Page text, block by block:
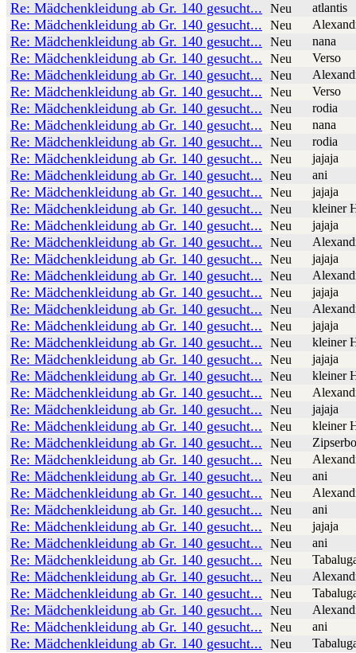
Re: Mädchenkleidung ab Gr. 140 gesucht... Neu atlantis
Re: Mädchenkleidung ab Gr. 140 gesucht... Neu
Re: Mädchenkleidung ab Gr. 140 gesucht... Neu nana
Re: Mädchenkleidung ab Gr. 140 gesucht... Neu Verso
Re: Mädchenkleidung ab Gr. 140 gesucht... Neu
Re: Mädchenkleidung ab Gr. 140 gesucht... Neu Verso
Re: Mädchenkleidung ab Gr. 140 gesucht... Neu rodia
Re: Mädchenkleidung ab Gr. 140 gesucht... Neu nana
Re: Mädchenkleidung ab Gr. 140 gesucht... Neu rodia
Re: Mädchenkleidung ab Gr. 140 gesucht... Neu jajaja
Re: Mädchenkleidung ab Gr. 140 gesucht... Neu ani
Re: Mädchenkleidung ab Gr. 140 gesucht... Neu jajaja
Re: Mädchenkleidung ab Gr. 140 gesucht... Neu kleiner
Re: Mädchenkleidung ab Gr. 140 gesucht... Neu jajaja
Re: Mädchenkleidung ab Gr. 140 gesucht... Neu
Re: Mädchenkleidung ab Gr. 140 gesucht... Neu jajaja
Re: Mädchenkleidung ab Gr. 140 gesucht... Neu
Re: Mädchenkleidung ab Gr. 140 gesucht... Neu jajaja
Re: Mädchenkleidung ab Gr. 140 gesucht... Neu
Re: Mädchenkleidung ab Gr. 140 gesucht... Neu jajaja
Re: Mädchenkleidung ab Gr. 140 gesucht... Neu kleiner
Re: Mädchenkleidung ab Gr. 140 gesucht... Neu jajaja
Re: Mädchenkleidung ab Gr. 140 gesucht... Neu kleiner
Re: Mädchenkleidung ab Gr. 140 gesucht... Neu
Re: Mädchenkleidung ab Gr. 140 gesucht... Neu jajaja
Re: Mädchenkleidung ab Gr. 140 gesucht... Neu kleiner
Re: Mädchenkleidung ab Gr. 140 gesucht... Neu
Re: Mädchenkleidung ab Gr. 140 gesucht... Neu
Re: Mädchenkleidung ab Gr. 140 gesucht... Neu ani
Re: Mädchenkleidung ab Gr. 140 gesucht... Neu
Re: Mädchenkleidung ab Gr. 140 gesucht... Neu ani
Re: Mädchenkleidung ab Gr. 140 gesucht... Neu jajaja
Re: Mädchenkleidung ab Gr. 140 gesucht... Neu ani
Re: Mädchenkleidung ab Gr. 140 gesucht... Neu
Re: Mädchenkleidung ab Gr. 140 gesucht... Neu
Re: Mädchenkleidung ab Gr. 140 gesucht... Neu
Re: Mädchenkleidung ab Gr. 140 gesucht... Neu
Re: Mädchenkleidung ab Gr. 140 gesucht... Neu ani
Re: Mädchenkleidung ab Gr. 140 gesucht... Neu